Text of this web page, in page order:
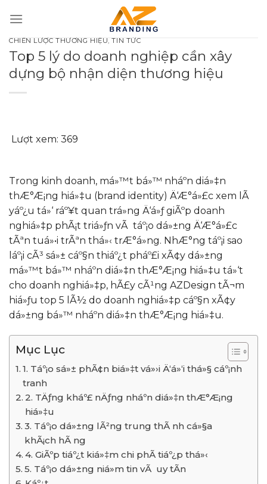
qua
nội
dung
CHIẾN LƯỢC THƯƠNG HIỆU,TIN TỨC
Top 5 lý do doanh nghiệp cần xây
dựng bộ nhận diện thương hiệu
Lượt xem: 369
Trong kinh doanh, má»™t bá»™ nháº­n diá»‡n
thÆ°Æ¡ng hiá»‡u (brand identity) Ä‘Æ°á»£c xem lÃ
yáº¿u tá»‘ ráº¥t quan trá»ng Ä‘á»ƒ giÃºp doanh
nghiá»‡p phÃ¡t triá»ƒn vÃ táº¡o dá»±ng Ä‘Æ°á»£c
tÃªn tuá»•i trÃªn thá»‹ trÆ°á»ng. NhÆ°ng táº¡i sao
láº¡i cÃ³ sá»± cáº§n thiáº¿t pháº£i xÃ¢y dá»±ng
má»™t bá»™ nháº­n diá»‡n thÆ°Æ¡ng hiá»‡u tá»‘t
cho doanh nghiá»‡p, hÃ£y cÃ¹ng AZDesign tÃ¬m
hiá»ƒu top 5 lÃ½ do doanh nghiá»‡p cáº§n xÃ¢y
dá»±ng bá»™ nháº­n diá»‡n thÆ°Æ¡ng hiá»‡u.
Mục Lục
1. Táº¡o sá»± phÃ¢n biá»‡t vá»›i Ä‘á»‘i thá»§ cáº¡nh
tranh
2. TÄƒng kháº£ nÄƒng nháº­n diá»‡n thÆ°Æ¡ng
hiá»‡u
3. Táº¡o dá»±ng lÃ²ng trung thÃ nh cá»§a
khÃ¡ch hÃ ng
4. GiÃºp tiáº¿t kiá»‡m chi phÃ­ tiáº¿p thá»‹
5. Táº¡o dá»±ng niá»m tin vÃ uy tÃ­n